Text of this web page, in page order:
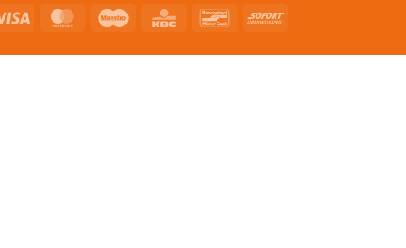
Visa MasterCardMaestro KBC BancontactSofort